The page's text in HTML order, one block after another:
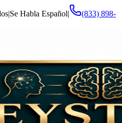
|Se Habla Español|
(833) 898-